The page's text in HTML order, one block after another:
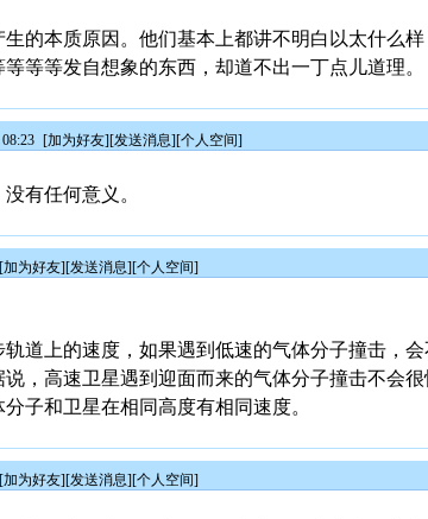
的本质原因。他们基本上都讲不明白以太什么
等等发自想象的东西，却道不出一丁点儿道理。
[加为好友][发送消息][个人空间]
有任何意义。
[加为好友][发送消息][个人空间]
道上的速度，如果遇到低速的气体分子撞击，
，高速卫星遇到迎面而来的气体分子撞击不会
子和卫星在相同高度有相同速度。
[加为好友][发送消息][个人空间]